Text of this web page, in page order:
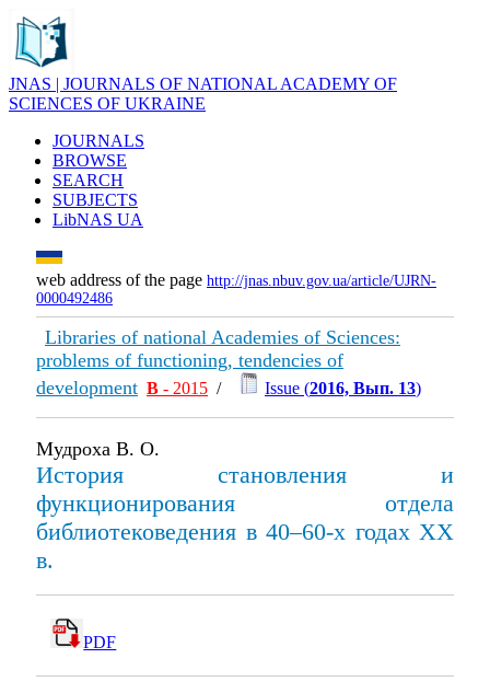
JNAS | JOURNALS OF NATIONAL ACADEMY OF
SCIENCES OF UKRAINE
JOURNALS
BROWSE
SEARCH
SUBJECTS
LibNAS UA
web address of the page http://jnas.nbuv.gov.ua/article/UJRN-
0000492486
Libraries of national Academies of Sciences:
problems of functioning, tendencies of
development В - 2015 / Issue (2016, Вып. 13)
Мудроха В. О.
История становления и
функционирования отдела
библиотековедения в 40–60-х годах XX
в.
PDF